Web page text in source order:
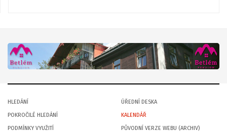
HLEDÁNÍ
POKROČILÉ HLEDÁNÍ
PODMÍNKY VYUŽITÍ
ÚŘEDNÍ DESKA
KALENDÁŘ
PŮVODNÍ VERZE WEBU (ARCHIV)